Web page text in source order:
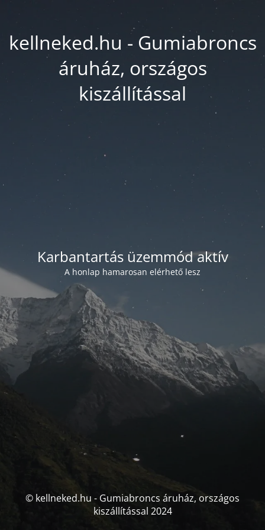
kellneked.hu - Gumiabroncs
áruház, országos
kiszállítással
Karbantartás üzemmód aktív
A honlap hamarosan elérhető lesz
© kellneked.hu - Gumiabroncs áruház, országos
kiszállítással 2024